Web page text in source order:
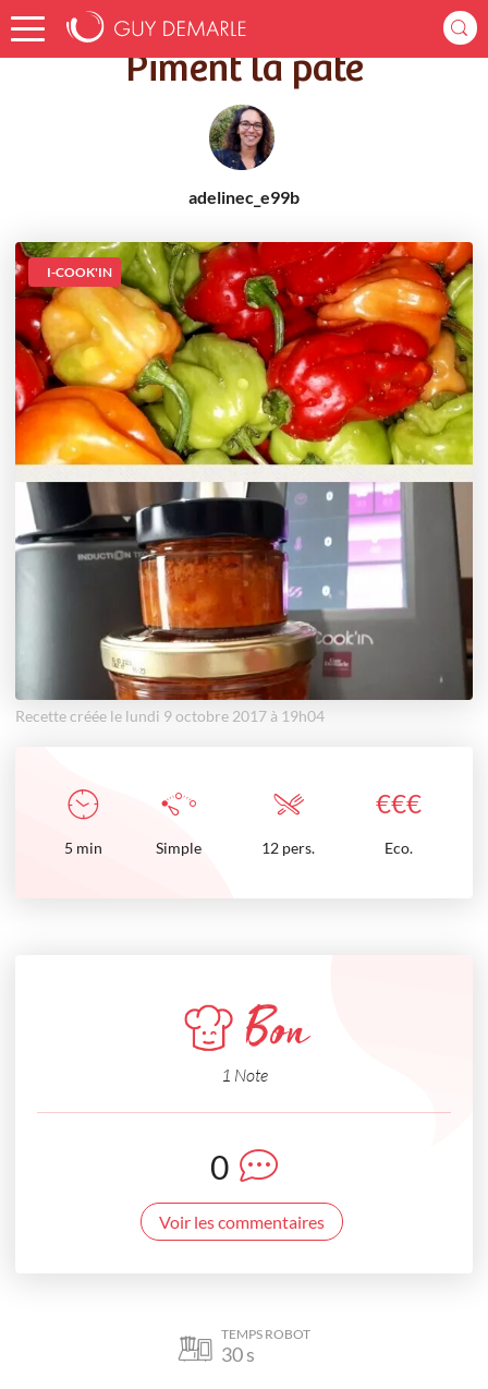
Accueil Recettes Piment la pate
Piment la pate
adelinec_e99b
I-COOK'IN
Recette créée le lundi 9 octobre 2017 à 19h04
€€€
5 min Simple 12 pers. Eco.
Bon
1 Note
0
Voir les commentaires
TEMPS ROBOT
30s